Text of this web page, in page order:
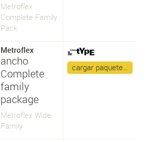
Metroflex
Complete Family
Pack
Metroflex
ancho
Complete
family
package
Metroflex Wide
Family
cargar paquete…